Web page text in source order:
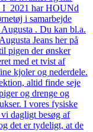
I 2021 har HOUNd
i samarbejde
. Du kan bl.a.
Jeans her på
pigen der ønsker
med et tvist af
kjoler og nederdele.
altid finde seje
og drenge og
I vores fysiske
dagligt besøg af
det er tydeligt, at de